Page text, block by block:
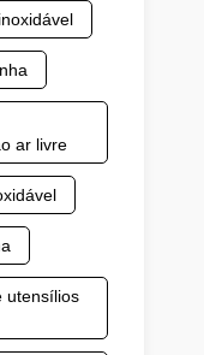
ar livre
utensílios